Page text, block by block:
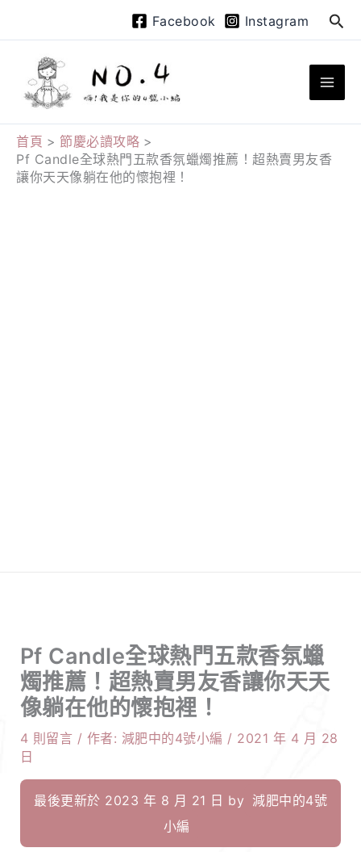
至
Facebook Instagram
搜
尋
首頁
節慶必讀攻略
Pf Candle全球熱門五款香氛蠟燭推薦！超熱賣男友香
讓你天天像躺在他的懷抱裡！
Pf Candle全球熱門五款香氛蠟
燭推薦！超熱賣男友香讓你天天
像躺在他的懷抱裡！
4 則留言 / 作者: 減肥中的4號小編 / 2021 年 4 月 28
日
最後更新於 2023 年 8 月 21 日 by 減肥中的4號
小編